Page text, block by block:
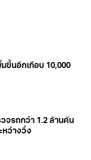
แอปและบริการที่ซัม
ทำงาน
ขึ้นอีกเกือบ 10,000
จรถกว่า 1.2 ล้านคัน
หว่างวิ่ง